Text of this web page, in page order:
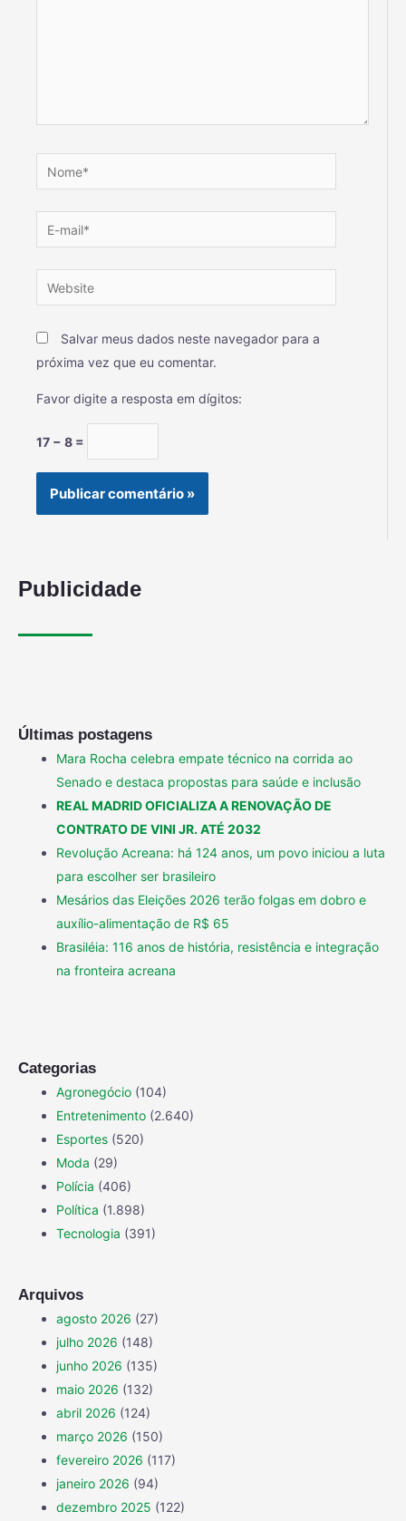
Salvar meus dados neste navegador para a
próxima vez que eu comentar.
Favor digite a resposta em dígitos:
17 − 8 =
Publicidade
Últimas postagens
Mara Rocha celebra empate técnico na corrida ao
Senado e destaca propostas para saúde e inclusão
REAL MADRID OFICIALIZA A RENOVAÇÃO DE
CONTRATO DE VINI JR. ATÉ 2032
Revolução Acreana: há 124 anos, um povo iniciou a luta
para escolher ser brasileiro
Mesários das Eleições 2026 terão folgas em dobro e
auxílio-alimentação de R$ 65
Brasiléia: 116 anos de história, resistência e integração
na fronteira acreana
Categorias
Agronegócio (104)
Entretenimento (2.640)
Esportes (520)
Moda (29)
Polícia (406)
Política (1.898)
Tecnologia (391)
Arquivos
agosto 2026 (27)
julho 2026 (148)
junho 2026 (135)
maio 2026 (132)
abril 2026 (124)
março 2026 (150)
fevereiro 2026 (117)
janeiro 2026 (94)
dezembro 2025 (122)